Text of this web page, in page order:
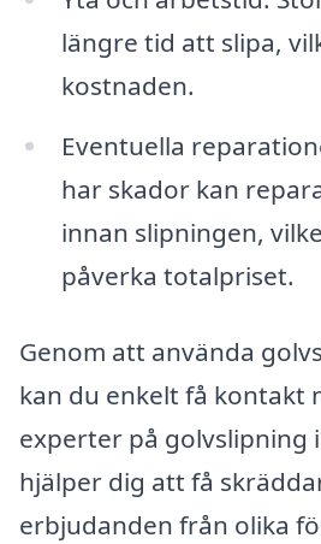
längre tid att slipa,
kostnaden.
Eventuella
har skador kan
innan slipningen,
påverka totalpriset.
Genom att använda
kan du enkelt få kontakt
experter på golvslipning
hjälper dig att få
erbjudanden från olika